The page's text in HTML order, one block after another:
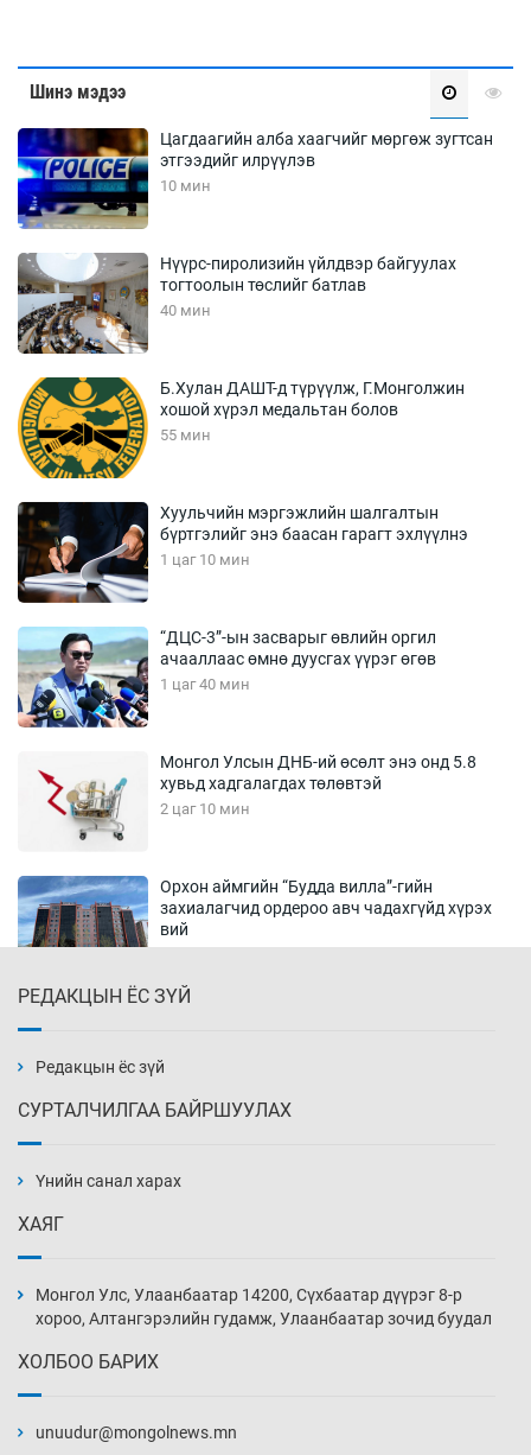
Шинэ мэдээ
Цагдаагийн алба хаагчийг мөргөж зугтсан
этгээдийг илрүүлэв
10 мин
Нүүрс-пиролизийн үйлдвэр байгуулах
тогтоолын төслийг батлав
40 мин
Б.Хулан ДАШТ-д түрүүлж, Г.Монголжин
хошой хүрэл медальтан болов
55 мин
Хуульчийн мэргэжлийн шалгалтын
бүртгэлийг энэ баасан гарагт эхлүүлнэ
1 цаг 10 мин
“ДЦС-3”-ын засварыг өвлийн оргил
ачааллаас өмнө дуусгах үүрэг өгөв
1 цаг 40 мин
Монгол Улсын ДНБ-ий өсөлт энэ онд 5.8
хувьд хадгалагдах төлөвтэй
2 цаг 10 мин
Орхон аймгийн “Будда вилла”-гийн
захиалагчид ордероо авч чадахгүйд хүрэх
вий
3 цаг 40 мин
4 цаг 10 мин
2026-08-07
РЕДАКЦЫН ЁС ЗҮЙ
Редакцын ёс зүй
СУРТАЛЧИЛГАА БАЙРШУУЛАХ
Үнийн санал харах
ХАЯГ
Монгол Улс, Улаанбаатар 14200, Сүхбаатар дүүрэг 8-р
хороо, Алтангэрэлийн гудамж, Улаанбаатар зочид буудал
ХОЛБОО БАРИХ
unuudur@mongolnews.mn